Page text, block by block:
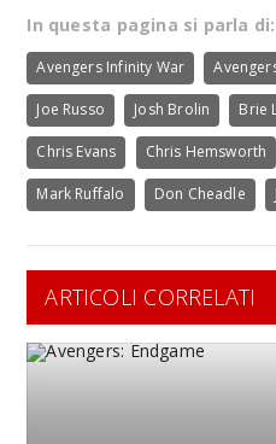
In questa pagina si parla di:
Avengers Infinity War
Joe Russo Josh Brolin Brie
Chris Evans Chris Hemsworth
Mark Ruffalo Don Cheadle
ARTICOLI CORRELATI